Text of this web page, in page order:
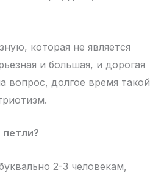
которая не является
и большая, и дорогая
вопрос, долгое время такой
2-3 человекам,